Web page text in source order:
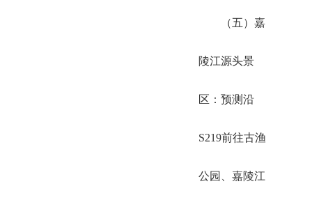
（五）嘉
陵江源头景
区：预测沿
S219前往古渔
公园、嘉陵江